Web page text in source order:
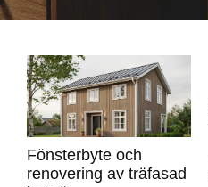
Fönsterbyte och
renovering av träfasad